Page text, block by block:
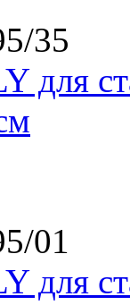
35
для
01
для